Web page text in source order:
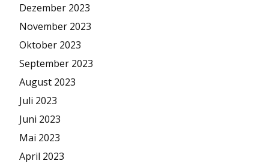
Dezember 2023
November 2023
Oktober 2023
September 2023
August 2023
Juli 2023
Juni 2023
Mai 2023
April 2023